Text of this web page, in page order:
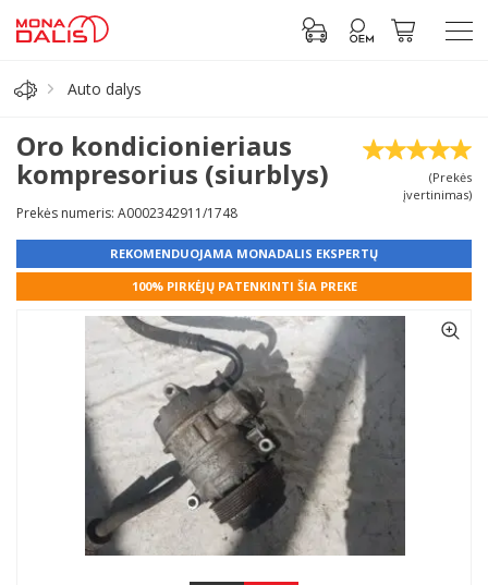
Alyva, tepalai
Antifrizas
Akumuliatorius
Padangos
Prisijungti prie paskyros
Pagojo k., Uosių g. 124, Kelmės raj.
Auto dalys
Oro kondicionieriaus
kompresorius (siurblys)
(Prekės
įvertinimas)
Prekės numeris: A0002342911/1748
REKOMENDUOJAMA MONADALIS EKSPERTŲ
100% PIRKĖJŲ PATENKINTI ŠIA PREKE